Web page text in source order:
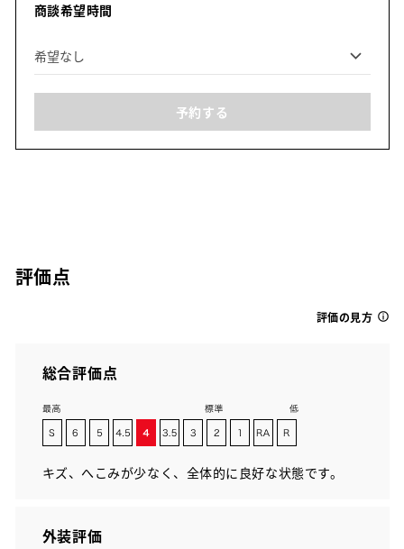
商談希望時間
予約する
評価点
評価の見方
総合評価点
キズ、へこみが少なく、全体的に良好な状態です。
外装評価